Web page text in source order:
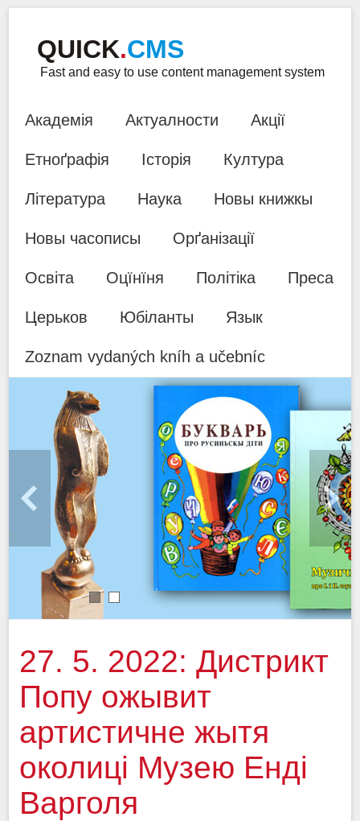
QUICK.CMS
Fast and easy to use content management system
Академія Актуалности Акції
Етноґрафія Історія Култура
Література Наука Новы книжкы
Новы часописы Орґанізації
Освіта Оцїнїня Політіка Преса
Церьков Юбіланты Язык
Zoznam vydaných kníh a učebníc
1 2
27. 5. 2022: Дистрикт
Попу ожывит
артистичне жытя
околиці Музею Енді
Варголя